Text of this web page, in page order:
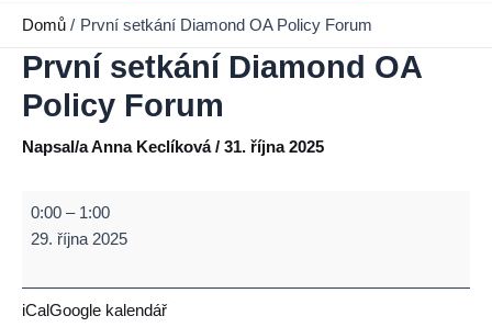
Domů První setkání Diamond OA Policy Forum
První setkání Diamond OA
Policy Forum
Napsal/aAnna Keclíková/ 31. října 2025
První
setkání
Policy
0:00 – 1:00
29. října 2025
iCalGoogle kalendář